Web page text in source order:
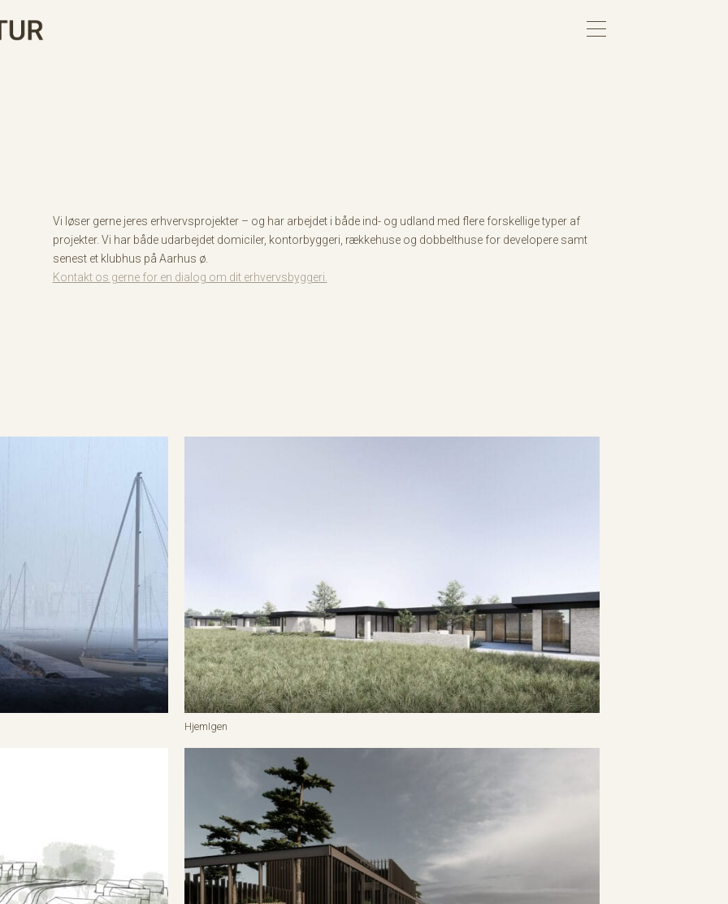
Vi løser gerne jeres erhvervsprojekter – og har arbejdet i både ind- og udland med flere forskellige typer af
projekter. Vi har både udarbejdet domiciler, kontorbyggeri, rækkehuse og dobbelthuse for developere samt
senest et klubhus på Aarhus ø.
Kontakt os gerne for en dialog om dit erhvervsbyggeri.
HjemIgen